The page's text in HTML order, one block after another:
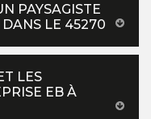
PAYSAGISTE
LE 45270
LES
EB À